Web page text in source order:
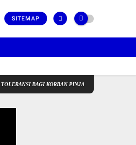
SITEMAP
BAGI KORBAN PINJAMAN COVID-19 &